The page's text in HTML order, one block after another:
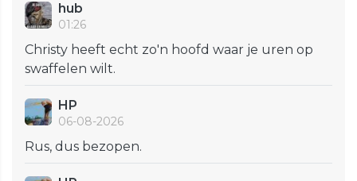
hub
01:26
Christy heeft echt zo'n hoofd waar je uren op
swaffelen wilt.
HP
06-08-2026
Rus, dus bezopen.